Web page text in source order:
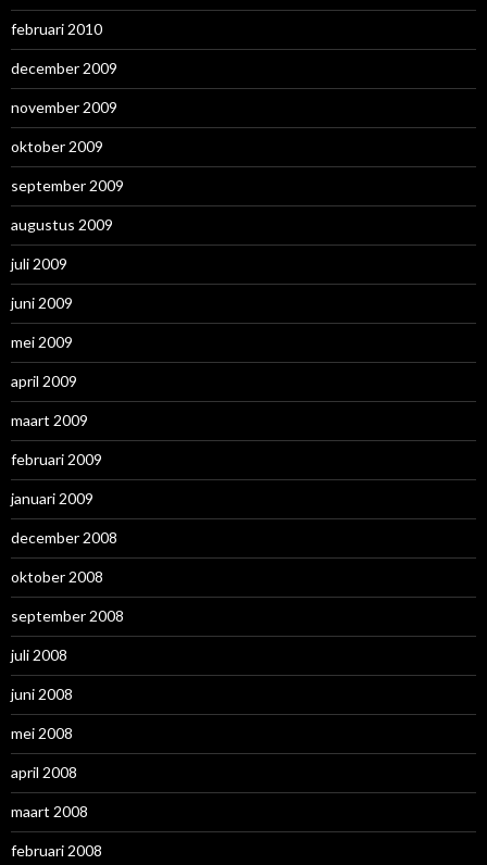
februari 2010
december 2009
november 2009
oktober 2009
september 2009
augustus 2009
juli 2009
juni 2009
mei 2009
april 2009
maart 2009
februari 2009
januari 2009
december 2008
oktober 2008
september 2008
juli 2008
juni 2008
mei 2008
april 2008
maart 2008
februari 2008